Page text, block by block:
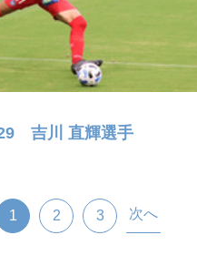
吉川 直輝選手
1 2 3 次へ